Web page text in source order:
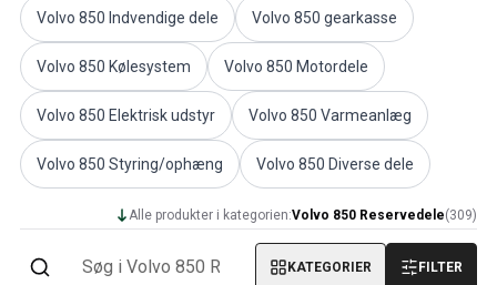
Volvo Amazon Elektrisk udstyr
Volvo Amazon Motordele
Volvo Amazon Motor gashåndtag
Volvo Amazon Brændstof/udstødningssystem
Volvo Amazon Forhjulsaffjedring
Volvo Amazon Interiørdele
Volvo Amazon Varme/friskluft
Volvo Amazon Transmission/baghjulsaffjedring
Volvo Amazon Diverse dele
Volvo Amazon fælge/navkapsler
Volvo 850 Indvendige dele Volvo 850 gearkasse
Volvo 850 Kølesystem Volvo 850 Motordele
Volvo 850 Elektrisk udstyr Volvo 850 Varmeanlæg
Volvo 850 Styring/ophæng Volvo 850 Diverse dele
Alle produkter i kategorien:Volvo 850 Reservedele(309)
KATEGORIER FILTER